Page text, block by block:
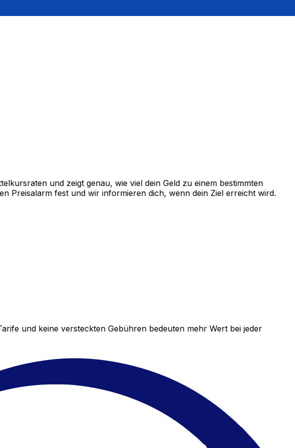
und zeigt genau, wie viel dein Geld zu einem bestimmten
Preisalarm fest und wir informieren dich, wenn dein Ziel erreicht wird.
und keine versteckten Gebühren bedeuten mehr Wert bei jeder